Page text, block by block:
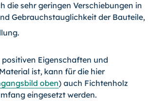
sehr geringen Verschiebungen in
Gebrauchstauglichkeit der Bauteile,
Eigenschaften und
ist, kann für die hier
oben) auch Fichtenholz
eingesetzt werden.